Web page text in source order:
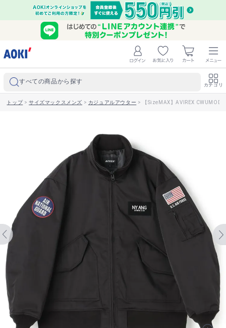
すべての商品から探す カテゴリ
トップ>サイズマックスメンズ > カジュアルアウター > 【SizeMAX】AVIREX CWUMOD